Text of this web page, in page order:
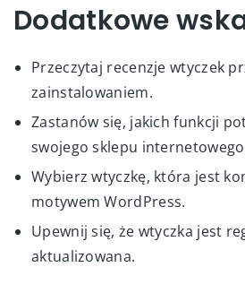
Dodatkowe
Przeczytaj recenzje wtyczek
zainstalowaniem.
Zastanów się, jakich funkcji
swojego sklepu
Wybierz wtyczkę, która jest
motywem WordPress.
Upewnij się, że wtyczka jest
aktualizowana.